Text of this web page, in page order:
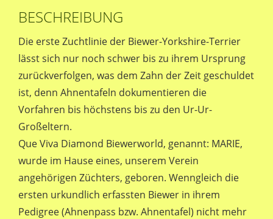
BESCHREIBUNG
Die erste Zuchtlinie der Biewer-Yorkshire-Terrier
lässt sich nur noch schwer bis zu ihrem Ursprung
zurückverfolgen, was dem Zahn der Zeit geschuldet
ist, denn Ahnentafeln dokumentieren die
Vorfahren bis höchstens bis zu den Ur-Ur-
Großeltern.
Que Viva Diamond Biewerworld, genannt: MARIE,
wurde im Hause eines, unserem Verein
angehörigen Züchters, geboren. Wenngleich die
ersten urkundlich erfassten Biewer in ihrem
Pedigree (Ahnenpass bzw. Ahnentafel) nicht mehr